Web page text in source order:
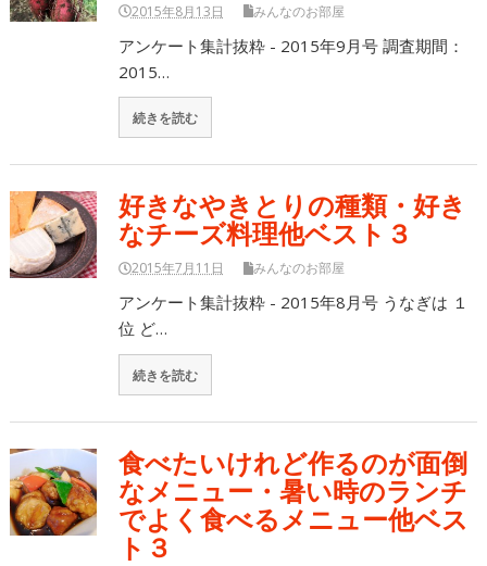
2015年8月13日 みんなのお部屋
アンケート集計抜粋 - 2015年9月号 調査期間：
2015…
続きを読む
好きなやきとりの種類・好き
なチーズ料理他ベスト３
2015年7月11日 みんなのお部屋
アンケート集計抜粋 - 2015年8月号 うなぎは １
位 ど…
続きを読む
食べたいけれど作るのが面倒
なメニュー・暑い時のランチ
でよく食べるメニュー他ベス
ト３